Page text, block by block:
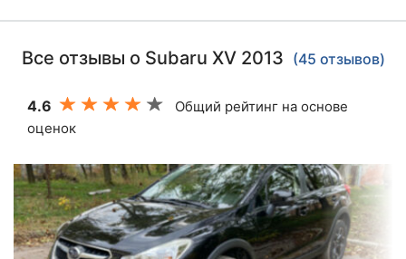
Все отзывы о Subaru XV 2013 (45 отзывов)
4.6
Общий рейтинг на основе
оценок